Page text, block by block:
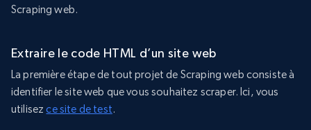
Scraping web.
Extraire le code HTML d’un site web
La première étape de tout projet de Scraping web consiste à
identifier le site web que vous souhaitez scraper. Ici, vous
utilisezce site de test.